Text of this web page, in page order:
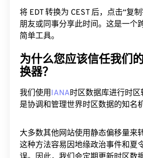
将 EDT 转换为 CEST 后，点击“复
朋友或同事分享此时间。这是一个
简单工具。
为什么您应该信任我们
换器？
我们使用IANA时区数据库进行时
是协调和管理世界时区数据的知名
大多数其他网站使用静态偏移量来
这种方法容易因地缘政治事件和夏